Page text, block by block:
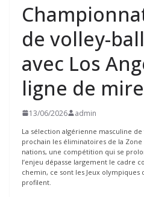
de volley-
avec Los
ligne de mire
13/06/2026 admin
La sélection algérienne masculine
prochain les éliminatoires de la Zone
nations, une compétition qui se
l’enjeu dépasse largement le cadre
chemin, ce sont les Jeux olympiques
profilent.